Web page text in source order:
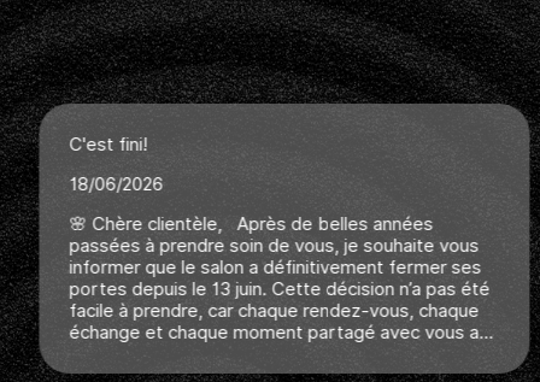
C'est fini!
18/06/2026
🌸 Chère clientèle, Après de belles années
passées à prendre soin de vous, je souhaite vous
informer que le salon a définitivement fermer ses
portes depuis le 13 juin. Cette décision n’a pas été
facile à prendre, car chaque rendez-vous, chaque
échange et chaque moment partagé avec vous a...